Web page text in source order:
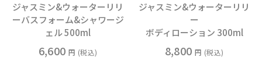
ジャスミン&ウォーターリリ
ーバスフォーム&シャワージ
ェル 500ml
6,600 税込
ジャスミン&ウォーターリリ
ー
ボディローション 300ml
8,800 税込